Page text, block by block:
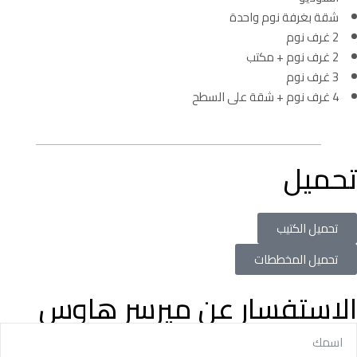
شقة بغرفة نوم واحدة
2 غرف نوم
2 غرف نوم + مكتب
3 غرف نوم
4 غرف نوم + شقة على السطح
تحميل
تحميل الكتيب
تحميل المخططات
الاستفسار عن ميرسر هاوس